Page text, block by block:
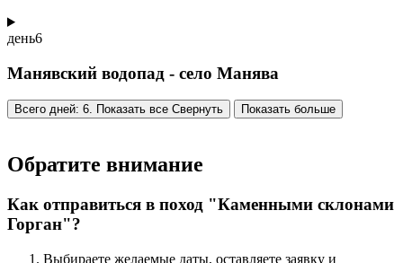
день6
Манявский водопад - село Манява
Всего дней: 6. Показать все Свернуть Показать больше
Обратите внимание
Как отправиться в поход "Каменными склонами
Горган"?
Выбираете желаемые даты, оставляете заявку и